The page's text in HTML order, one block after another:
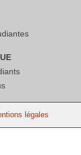
légales